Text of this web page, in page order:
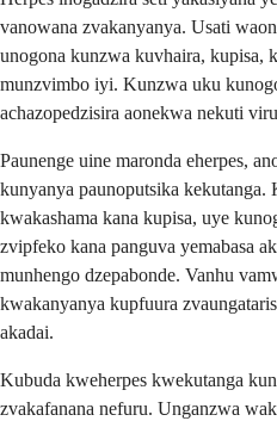
vanowana zvakanyanya. Usati
unogona kunzwa kuvhaira, kupisa,
munzvimbo iyi. Kunzwa uku
achazopedzisira aonekwa nekuti
Paunenge uine maronda eherpes,
kunyanya paunoputsika
kwakashama kana kupisa, uye
zvipfeko kana panguva yemabasa
munhengo dzepabonde. Vanhu
kwakanyanya kupfuura
akadai.
Kubuda kweherpes kwekutanga
zvakafanana nefuru. Unganzwa